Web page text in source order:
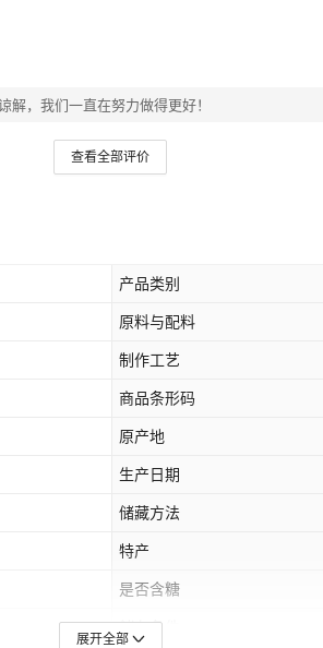
，我们一直在努力做得更好！
查看全部评价
产品类别
原料与配料
制作工艺
商品条形码
原产地
生产日期
储藏方法
特产
是否含糖
储存条件
展开全部